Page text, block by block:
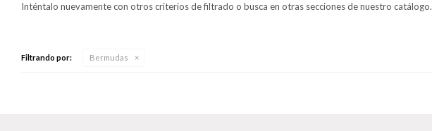
Inténtalo nuevamente con otros criterios de filtrado o busca en otras secciones de nuestro catálogo.
Filtrando por: Bermudas